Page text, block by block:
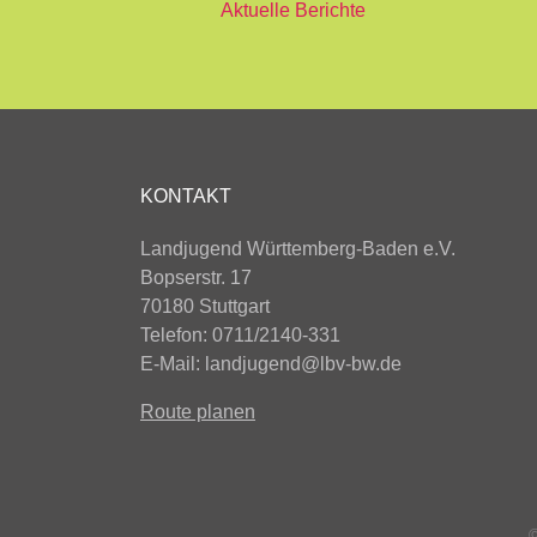
Aktuelle Berichte
KONTAKT
Landjugend Württemberg-Baden e.V.
Bopserstr. 17
70180 Stuttgart
Telefon: 0711/2140-331
E-Mail: landjugend@lbv-bw.de
Route planen